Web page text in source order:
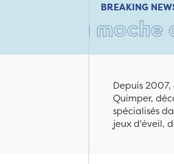
BREAKING
moche oui,
Depuis
Quimper,
spécialisés
jeux d'éveil,